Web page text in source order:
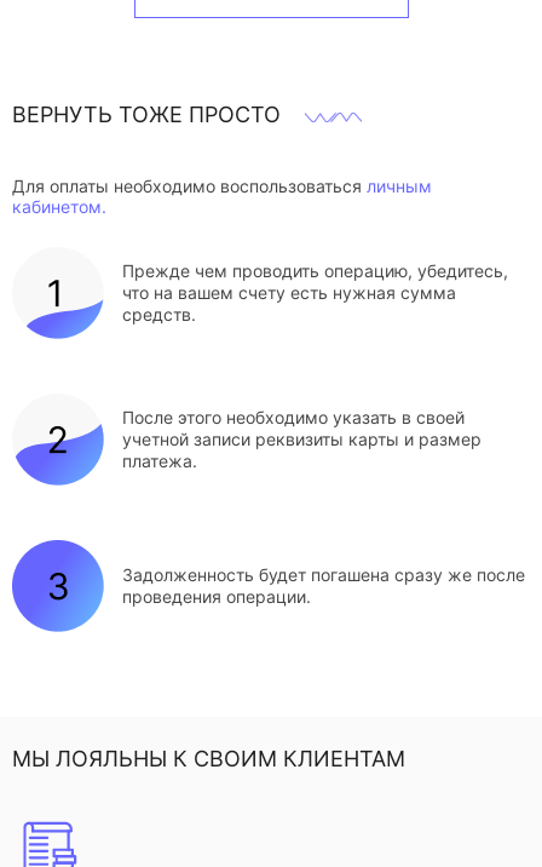
ВЕРНУТЬ ТОЖЕ ПРОСТО
Для оплаты необходимо воспользоваться личным
кабинетом.
Прежде чем проводить операцию, убедитесь,
что на вашем счету есть нужная сумма
средств.
После этого необходимо указать в своей
учетной записи реквизиты карты и размер
платежа.
Задолженность будет погашена сразу же после
проведения операции.
МЫ ЛОЯЛЬНЫ К СВОИМ КЛИЕНТАМ